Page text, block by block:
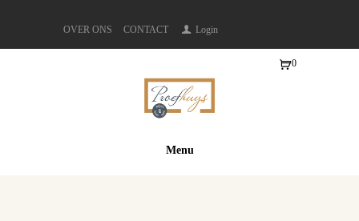
OVER ONS CONTACT Login
Menu
0